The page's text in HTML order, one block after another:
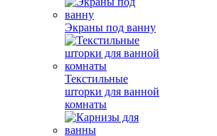
Экраны под ванну
Текстильные
шторки для ванной
комнаты